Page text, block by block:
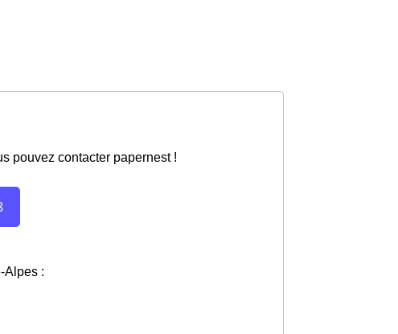
pouvez contacter papernest !
Alpes :